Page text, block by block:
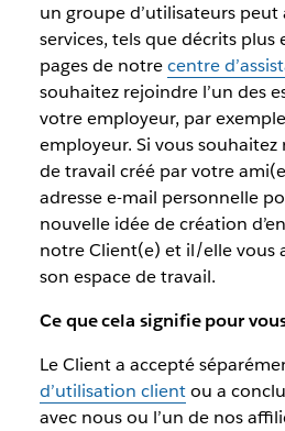
un groupe d’utilisateurs peut
services, tels que décrits plus
pages de notrecentre
souhaitez rejoindre l’un des
votre employeur, par
employeur. Si vous
de travail créé par votre
adresse e-mail personnelle
nouvelle idée de création
notre Client(e) et il/elle vous
son espace de travail.
Ce que cela signifie pour
Le Client a accepté
d’utilisation clientou a
avec nous ou l’un de nos